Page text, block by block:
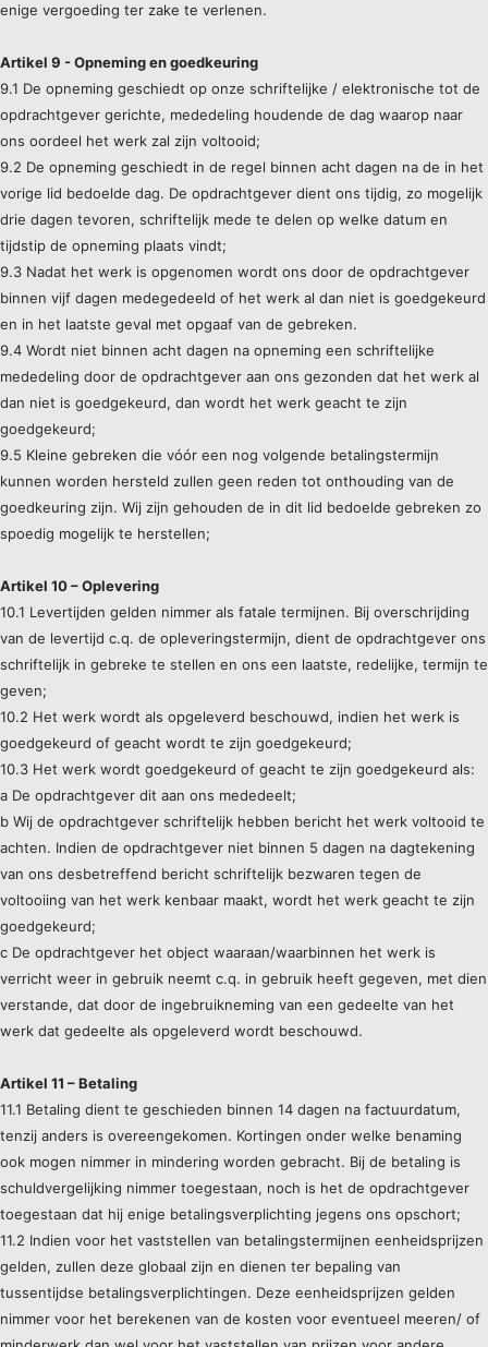
enige vergoeding ter zake te verlenen.
Artikel 9 - Opneming en goedkeuring
9.1 De opneming geschiedt op onze schriftelijke / elektronische tot de
opdrachtgever gerichte, mededeling houdende de dag waarop naar
ons oordeel het werk zal zijn voltooid;
9.2 De opneming geschiedt in de regel binnen acht dagen na de in het
vorige lid bedoelde dag. De opdrachtgever dient ons tijdig, zo mogelijk
drie dagen tevoren, schriftelijk mede te delen op welke datum en
tijdstip de opneming plaats vindt;
9.3 Nadat het werk is opgenomen wordt ons door de opdrachtgever
binnen vijf dagen medegedeeld of het werk al dan niet is goedgekeurd
en in het laatste geval met opgaaf van de gebreken.
9.4 Wordt niet binnen acht dagen na opneming een schriftelijke
mededeling door de opdrachtgever aan ons gezonden dat het werk al
dan niet is goedgekeurd, dan wordt het werk geacht te zijn
goedgekeurd;
9.5 Kleine gebreken die vóór een nog volgende betalingstermijn
kunnen worden hersteld zullen geen reden tot onthouding van de
goedkeuring zijn. Wij zijn gehouden de in dit lid bedoelde gebreken zo
spoedig mogelijk te herstellen;
Artikel 10 – Oplevering
10.1 Levertijden gelden nimmer als fatale termijnen. Bij overschrijding
van de levertijd c.q. de opleveringstermijn, dient de opdrachtgever ons
schriftelijk in gebreke te stellen en ons een laatste, redelijke, termijn te
geven;
10.2 Het werk wordt als opgeleverd beschouwd, indien het werk is
goedgekeurd of geacht wordt te zijn goedgekeurd;
10.3 Het werk wordt goedgekeurd of geacht te zijn goedgekeurd als:
a De opdrachtgever dit aan ons mededeelt;
b Wij de opdrachtgever schriftelijk hebben bericht het werk voltooid te
achten. Indien de opdrachtgever niet binnen 5 dagen na dagtekening
van ons desbetreffend bericht schriftelijk bezwaren tegen de
voltooiing van het werk kenbaar maakt, wordt het werk geacht te zijn
goedgekeurd;
c De opdrachtgever het object waaraan/waarbinnen het werk is
verricht weer in gebruik neemt c.q. in gebruik heeft gegeven, met dien
verstande, dat door de ingebruikneming van een gedeelte van het
werk dat gedeelte als opgeleverd wordt beschouwd.
Artikel 11 – Betaling
11.1 Betaling dient te geschieden binnen 14 dagen na factuurdatum,
tenzij anders is overeengekomen. Kortingen onder welke benaming
ook mogen nimmer in mindering worden gebracht. Bij de betaling is
schuldvergelijking nimmer toegestaan, noch is het de opdrachtgever
toegestaan dat hij enige betalingsverplichting jegens ons opschort;
11.2 Indien voor het vaststellen van betalingstermijnen eenheidsprijzen
gelden, zullen deze globaal zijn en dienen ter bepaling van
tussentijdse betalingsverplichtingen. Deze eenheidsprijzen gelden
nimmer voor het berekenen van de kosten voor eventueel meeren/ of